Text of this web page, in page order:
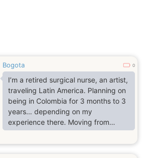
Bogota 0
I’m a retired surgical nurse, an artist,
traveling Latin America. Planning on
being in Colombia for 3 months to 3
years… depending on my
experience there. Moving from
Mexico to Bogota on June 23rd. I’m
an INFJ, Sajutarious.